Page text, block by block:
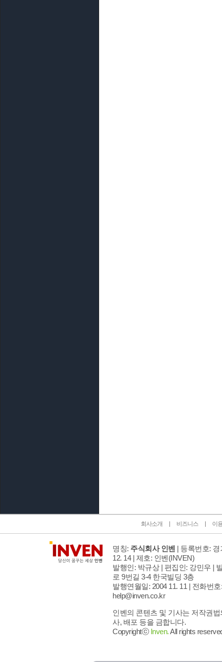
회사소개 비즈니스 이
명칭: 주식회사 인벤 | 등록번호:
12. 14 | 제호: 인벤(INVEN)
발행인: 박규상 | 편집인: 강민우 |
로 9번길 3-4 한국빌딩 3층
발행연월일: 2004 11. 11 | 전화번호
help@inven.co.kr
인벤의 콘텐츠 및 기사는 저작권
사, 배포 등을 금합니다.
Copyrightⓒ Inven.All rights